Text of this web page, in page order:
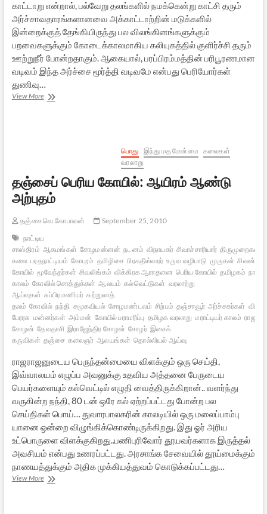
காட்டாறு என்றால், பல்வேறு தலங்களில் நமக்கென்று காட்சி தரும்
அர்ச்சாவதாரங்களானவை அக்காட்டாற்றின் மடுக்களில்
இன்றைக்குத் தேங்கியிருந்து பல விலங்கினங்களுக்கும்
பறவைகளுக்கும் கோடைக்காலமாகிய கலியுகத்தில் குளிர்ச்சி தரும்
ஊற்றுநீர் போன்றதாகும். ஆகையால், பரப்பிரம்மத்தின் பரிபூரணமான
வடிவம் இந்த அர்ச்சை மூர்த்தி வடிவமே என்பது பெரியோர்கள்
துணிவு…
View Moreபழந்தமிழர்
பொது இந்து மத மேன்மை கலைகள்
வரலாறு
தஞ்சைப் பெரிய கோயில்: ஆயிரம் ஆண்டு
அற்புதம்
தஞ்சை வெ.கோபாலன்
September 25, 2010
நாட்டிய
சாஸ்திரம் ஆகமங்கள் சோழமன்னன் நடனம் விநாயகர் சிவாச்சாரியார் திருமுறைகள்
கலை பரதநாட்டியம் கோபுரம் தமிழிசை பிரகதீஸ்வரர் உருவ வழிபாடு முருகன் சிவன்
கோயில் மூவேந்தர்கள் சிவலிங்கம் விக்கிரக ஆராதனை பெரிய கோயில் தமிழகம்
காலம் கோவில் சொத்துக்கள் ஆலயம் கல்வெட்டுகள் வரலாற்று
ஆய்வுகள் சுப்பிரமணியர் சுற்றுலாத்
தலம் கோவில் நந்தி சமூகவியல் சோழமண்டலம் சிற்பம் தஞ்சாவூர் அர்ச்சகர்கள்
பேரரசு மன்னர்கள் அம்மன் கோயில் பராமரிப்பு தமிழக வரலாறு மராட்டியர் காலம் ராஜராஜ
சோழன் தேவதாசி இராஜேந்திர சோழன் சோழர் இசைக்
கருவிகள் தஞ்சை கலைஞர் ஆலயங்கள் தொல்லியல் ஆய்வு
ராஜராஜனுடைய பெருந்தன்மையை விளக்கும் ஒரு செய்தி,
இவ்வாலயம் எழுப்ப அவனுக்கு உதவிய அத்தனை பேருடைய
பெயர்களையும் கல்வெட்டில் எழுதி வைத்திருக்கிறான்.. வளர்ந்து
வருகின்ற நந்தி, 80 டன் ஒரே கல் ஏற்றப்பட்டது போன்ற பல
செய்திகள் பொய்… துவாரபாலகரின் காலடியில் ஒரு மலைப்பாம்பு
யானை ஒன்றை விழுங்கிக்கொண்டிருக்கிறது. இது ஓர் அரிய
உட்பொருளை விளக்குகிறது..பணிபுரிவோர் தூயவர்களாக இருத்தல்
அவசியம் என்பது உணரப்பட்டது. அரசாங்க சேவையில் தூய்மைக்கும்
நாணயத்துக்கும் அதிக முக்கியத்துவம் கொடுக்கப்பட்டது…
View Moreதஞ்சைப்